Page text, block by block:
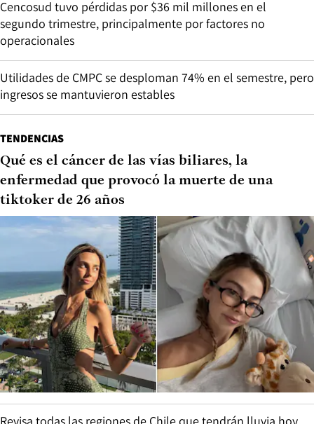
Cencosud tuvo pérdidas por $36 mil millones en el
segundo trimestre, principalmente por factores no
operacionales
Utilidades de CMPC se desploman 74% en el semestre, pero
ingresos se mantuvieron estables
TENDENCIAS
Qué es el cáncer de las vías biliares, la
enfermedad que provocó la muerte de una
tiktoker de 26 años